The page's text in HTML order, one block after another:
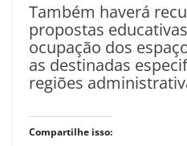
Também haverá
propostas
ocupação dos
as destinadas
regiões
Compartilhe isso: